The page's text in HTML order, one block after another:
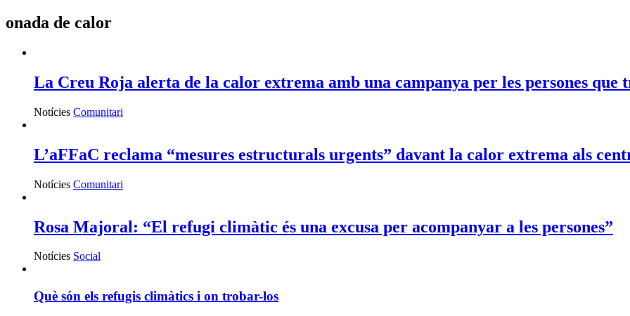
onada de calor
La Creu Roja alerta de la calor extrema amb una campanya per les persones que
Notícies Comunitari
L’aFFaC reclama “mesures estructurals urgents” davant la calor extrema als
Notícies Comunitari
Rosa Majoral: “El refugi climàtic és una excusa per acompanyar a les persones”
Notícies Social
Què són els refugis climàtics i on trobar-los